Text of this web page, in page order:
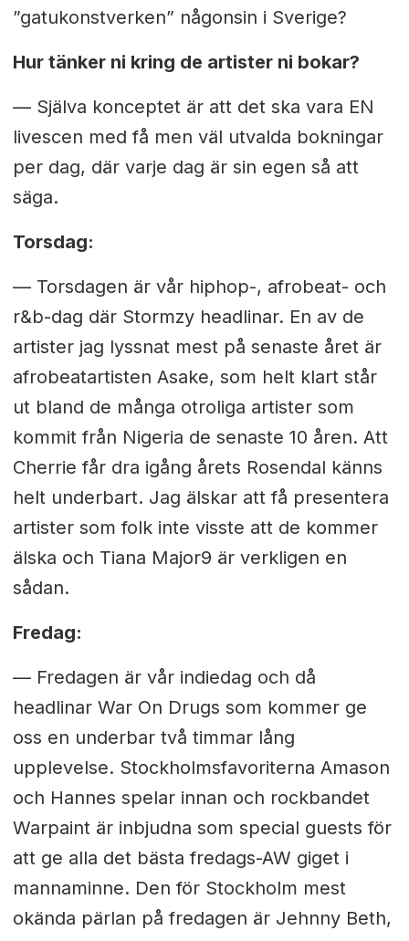
”gatukonstverken” någonsin i Sverige?
Hur tänker ni kring de artister ni bokar?
— Själva konceptet är att det ska vara EN
livescen med få men väl utvalda bokningar
per dag, där varje dag är sin egen så att
säga.
Torsdag:
— Torsdagen är vår hiphop-, afrobeat- och
r&b-dag där Stormzy headlinar. En av de
artister jag lyssnat mest på senaste året är
afrobeatartisten Asake, som helt klart står
ut bland de många otroliga artister som
kommit från Nigeria de senaste 10 åren. Att
Cherrie får dra igång årets Rosendal känns
helt underbart. Jag älskar att få presentera
artister som folk inte visste att de kommer
älska och Tiana Major9 är verkligen en
sådan.
Fredag:
— Fredagen är vår indiedag och då
headlinar War On Drugs som kommer ge
oss en underbar två timmar lång
upplevelse. Stockholmsfavoriterna Amason
och Hannes spelar innan och rockbandet
Warpaint är inbjudna som special guests för
att ge alla det bästa fredags-AW giget i
mannaminne. Den för Stockholm mest
okända pärlan på fredagen är Jehnny Beth,